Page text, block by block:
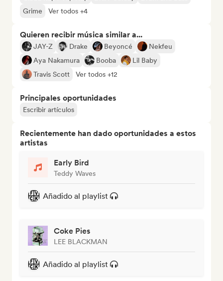
Grime
Ver todos +4
Quieren recibir música similar a...
JAY-Z Drake Beyoncé
Nekfeu
Aya Nakamura
Booba
Lil Baby
Travis Scott
Ver todos +12
Principales oportunidades
Escribir artículos
Recientemente han dado oportunidades a estos
artistas
Early Bird
Teddy Waves
Añadido al playlist
Coke Pies
LEE BLACKMAN
Añadido al playlist